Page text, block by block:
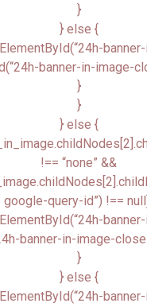
}
} else {
banner-in-image-
}
}
} else {
!== “none” &&
google-query-id”) !==
banner-in-image-
}
} else {